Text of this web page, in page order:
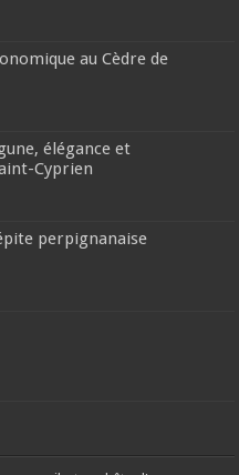
au Cèdre de
élégance et
Cyprien
perpignanaise